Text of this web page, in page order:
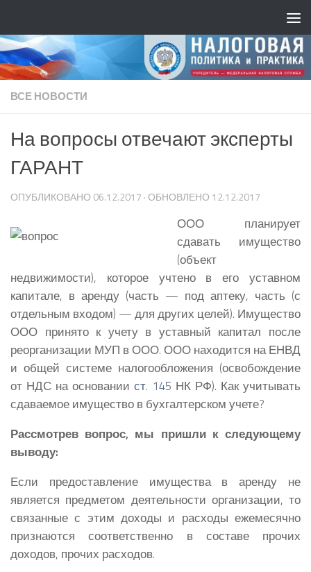
ВСЕ НОВОСТИ
На вопросы отвечают эксперты
ГАРАНТ
ОПУБЛИКОВАНО 06.12.2017 · ОБНОВЛЕНО 12.12.2017
ООО планирует
сдавать имущество
(объект
недвижимости), которое учтено в его уставном
капитале, в аренду (часть — под аптеку, часть (с
отдельным входом) — для других целей). Имущество
ООО принято к учету в уставный капитал после
реорганизации МУП в ООО. ООО находится на ЕНВД
и общей системе налогообложения (освобождение
от НДС на основаниист. 145 НК РФ). Как учитывать
сдаваемое имущество в бухгалтерском учете?
Рассмотрев вопрос, мы пришли к следующему
выводу:
Если предоставление имущества в аренду не
является предметом деятельности организации, то
связанные с этим доходы и расходы ежемесячно
признаются соответственно в составе прочих
доходов, прочих расходов.